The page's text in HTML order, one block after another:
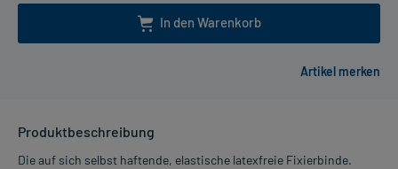
In den Warenkorb
Produktbeschreibung
Die auf sich selbst haftende, elastische latexfreie Fixierbinde.